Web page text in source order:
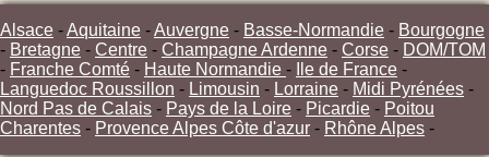
Alsace -Aquitaine -Auvergne - Basse-Normandie - Bourgogne
- Bretagne - Centre - Champagne Ardenne - Corse - DOM/TOM
- Franche Comté - Haute Normandie - Ile de France -
Languedoc Roussillon - Limousin - Lorraine - Midi Pyrénées -
Nord Pas de Calais - Pays de la Loire - Picardie - Poitou
Charentes - Provence Alpes Côte d'azur - Rhône Alpes -